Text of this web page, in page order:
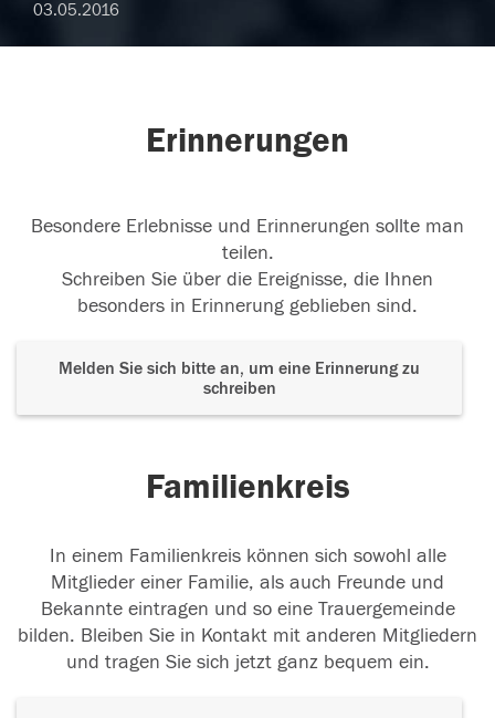
03.05.2016
Erinnerungen
Besondere Erlebnisse und Erinnerungen sollte man
teilen.
Schreiben Sie über die Ereignisse, die Ihnen
besonders in Erinnerung geblieben sind.
Melden Sie sich bitte an, um eine Erinnerung zu
schreiben
Familienkreis
In einem Familienkreis können sich sowohl alle
Mitglieder einer Familie, als auch Freunde und
Bekannte eintragen und so eine Trauergemeinde
bilden. Bleiben Sie in Kontakt mit anderen Mitgliedern
und tragen Sie sich jetzt ganz bequem ein.